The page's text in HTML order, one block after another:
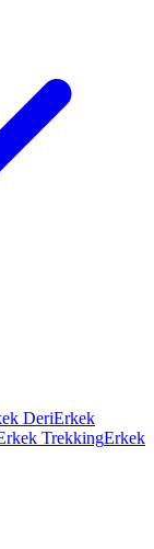
DeriErkek
TrekkingErkek